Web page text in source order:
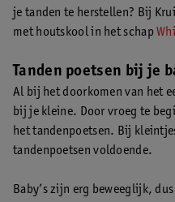
je tanden te herstellen? Bij
met houtskool in het schap
Tanden poetsen bij je
Al bij het doorkomen van het
bij je kleine. Door vroeg te
het tandenpoetsen. Bij
tandenpoetsen voldoende.
Baby’s zijn erg beweeglijk,